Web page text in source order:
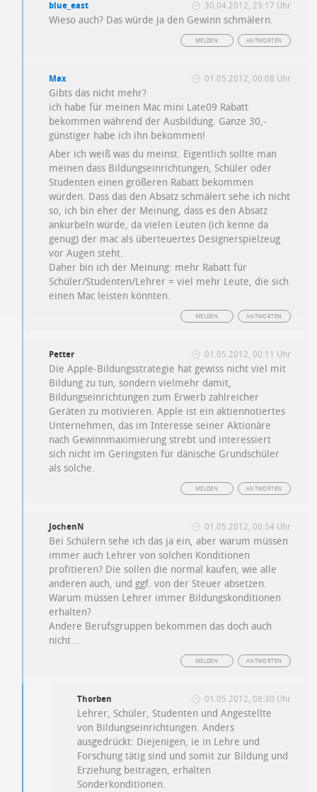
blue_east 30.04.2012, 23:17 Uhr
Wieso auch? Das würde ja den Gewinn schmälern.
ANTWORTEN
MELDEN
Max 01.05.2012, 00:08 Uhr
Gibts das nicht mehr?
ich habe für meinen Mac mini Late09 Rabatt
bekommen während der Ausbildung. Ganze 30,-
günstiger habe ich ihn bekommen!
Aber ich weiß was du meinst. Eigentlich sollte man
meinen dass Bildungseinrichtungen, Schüler oder
Studenten einen größeren Rabatt bekommen
würden. Dass das den Absatz schmälert sehe ich nicht
so, ich bin eher der Meinung, dass es den Absatz
ankurbeln würde, da vielen Leuten (ich kenne da
genug) der mac als überteuertes Designerspielzeug
vor Augen steht.
Daher bin ich der Meinung: mehr Rabatt für
Schüler/Studenten/Lehrer = viel mehr Leute, die sich
einen Mac leisten könnten.
ANTWORTEN
MELDEN
Petter 01.05.2012, 00:11 Uhr
Die Apple-Bildungsstrategie hat gewiss nicht viel mit
Bildung zu tun, sondern vielmehr damit,
Bildungseinrichtungen zum Erwerb zahlreicher
Geräten zu motivieren. Apple ist ein aktiennotiertes
Unternehmen, das im Interesse seiner Aktionäre
nach Gewinnmaximierung strebt und interessiert
sich nicht im Geringsten für dänische Grundschüler
als solche.
ANTWORTEN
MELDEN
JochenN 01.05.2012, 00:54 Uhr
Bei Schülern sehe ich das ja ein, aber warum müssen
immer auch Lehrer von solchen Konditionen
profitieren? Die sollen die normal kaufen, wie alle
anderen auch, und ggf. von der Steuer absetzen.
Warum müssen Lehrer immer Bildungskonditionen
erhalten?
Andere Berufsgruppen bekommen das doch auch
nicht…
ANTWORTEN
MELDEN
Thorben 01.05.2012, 08:30 Uhr
Lehrer, Schüler, Studenten und Angestellte
von Bildungseinrichtungen. Anders
ausgedrückt: Diejenigen, ie in Lehre und
Forschung tätig sind und somit zur Bildung und
Erziehung beitragen, erhalten
Sonderkonditionen.